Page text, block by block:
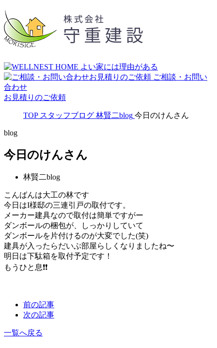
ご相談・お問い
合わせ
お見積りのご依頼
TOP スタッフブログ 林賢二blog 今日のけんさん
blog
今日のけんさん
林賢二blog
こんばんは大工の林です
今日はI様邸の三連引戸の取付です。
メーカー建具なので取付は簡単ですがー
ダンボールの梱包が、しっかりしていて
ダンボールを片付けるのが大変でした(笑)
建具が入ったらだいぶ部屋らしくなりましたね〜
明日は下駄箱を取付予定です！
もうひと息❗️❗️
前の記事
次の記事
一覧へ戻る